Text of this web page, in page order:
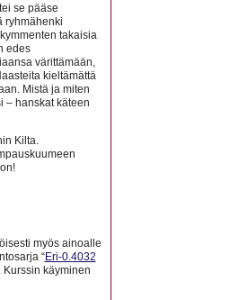
se pääse
ryhmähenki
takaisia
edes
värittämään,
kieltämättä
Mistä ja miten
– hanskat käteen
Kilta.
myös ainoalle
“Eri-0.4032
Kurssin käyminen